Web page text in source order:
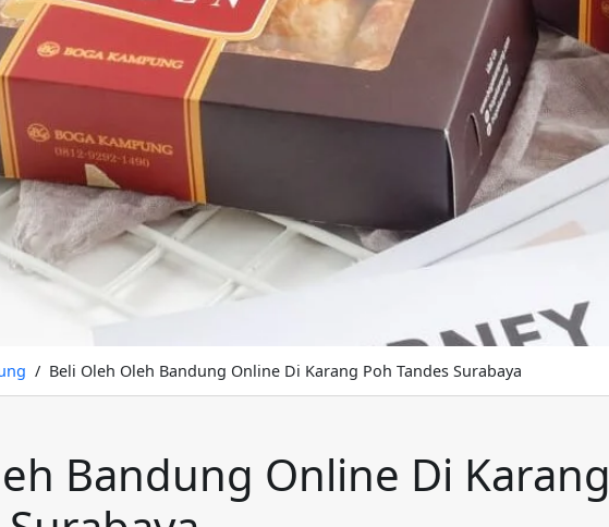
Beli Oleh Oleh Bandung Online Di Karang Poh Tandes Surabaya
Bandung Online Di Karang